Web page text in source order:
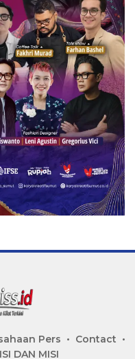
Pers
Contact
DAN MISI